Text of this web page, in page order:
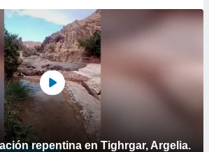
repentina en Tighrgar, Argelia.